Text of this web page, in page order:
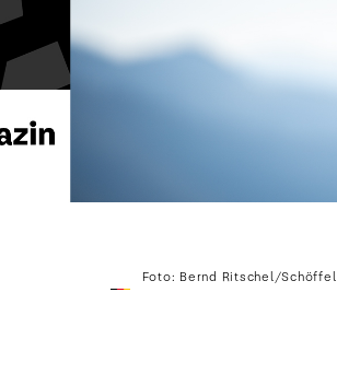
Foto: Bernd Ritschel/Schöffel